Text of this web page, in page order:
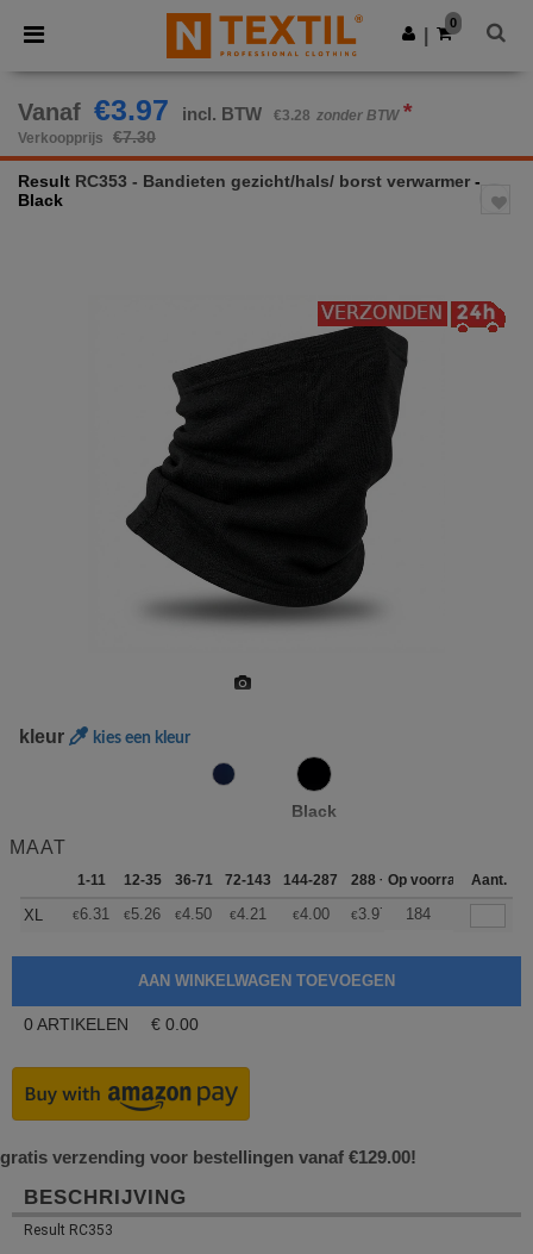
× Ntextil-app
Betere prijzen in de app!
Download app
0
Vanaf €3.97 incl. BTW €3.28 zonder BTW *
Verkoopprijs €7.30
Result RC353 - Bandieten gezicht/hals/ borst verwarmer -
Black
kleur kies een kleur
Black
MAAT
1-11 12-35 36-71 72-143 144-287 288 + Meer
Op voorraadAant.
XL €6.31 €5.26 €4.50 €4.21 €4.00 €3.97 +
184
0 ARTIKELEN € 0.00
gratis verzending voor bestellingen vanaf €129.00!
BESCHRIJVING
Result RC353